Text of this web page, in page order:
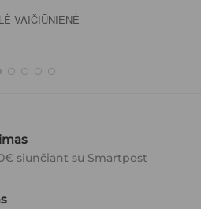
VAIČIŪNIENĖ
siunčiant su Smartpost